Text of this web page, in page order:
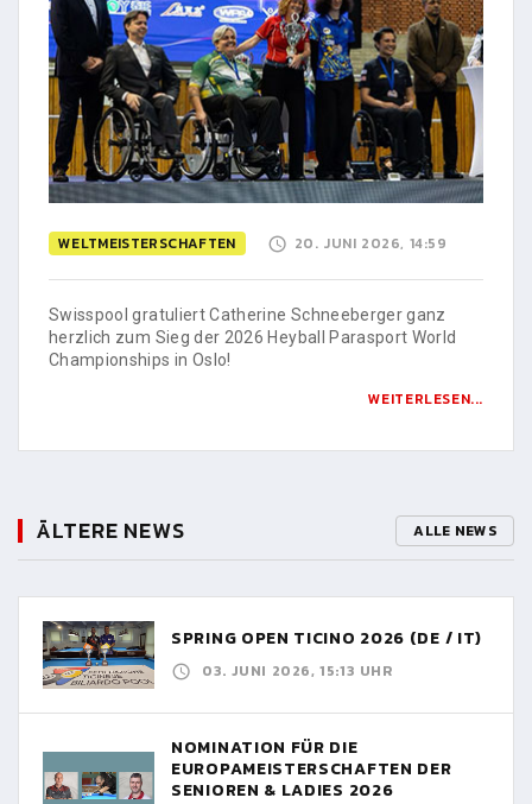
WELTMEISTERSCHAFTEN 20. JUNI 2026, 14:59
Swisspool gratuliert Catherine Schneeberger ganz
herzlich zum Sieg der 2026 Heyball Parasport World
Championships in Oslo!
WEITERLESEN...
ÄLTERE NEWS ALLE NEWS
SPRING OPEN TICINO 2026 (DE / IT)
03. JUNI 2026, 15:13 UHR
NOMINATION FÜR DIE
EUROPAMEISTERSCHAFTEN DER
SENIOREN & LADIES 2026